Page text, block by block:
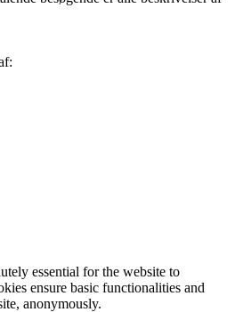
essential for the website to
ensure basic functionalities and
anonymously.